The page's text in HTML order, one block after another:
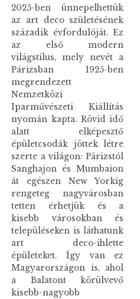
2025-ben ünnepelhettük
az art deco születésének
századik évfordulóját. Ez
az első modern
világstílus, mely nevét a
Párizsban 1925-ben
megrendezett
Nemzetközi
Iparművészeti Kiállítás
nyomán kapta. Rövid idő
alatt elképesztő
épületcsodák jöttek létre
szerte a világon: Párizstól
Sanghajon és Mumbaion
át egészen New Yorkig
rengeteg nagyvárosban
tetten érhetjük és a
kisebb városokban és
településeken is láthatunk
art deco-ihlette
épületeket. Így van ez
Magyarországon is, ahol
a Balatont körülvevő
kisebb-nagyobb